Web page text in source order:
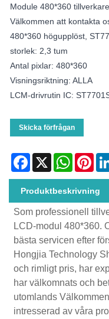
Module 480*360
Välkommen att kontakta
480*360 högupplöst,
storlek: 2,3 tum
Antal pixlar: 480*360
Visningsriktning: ALLA
LCM-drivrutin IC:
Skicka förfrågan
Facebook
X WhatsApp
Produktbeskrivning
Som professionell
LCD-modul 480*360.
bästa servicen efter
Hongjia Technology
och rimligt pris, har
har välkomnats och
utomlands
intresserad av våra